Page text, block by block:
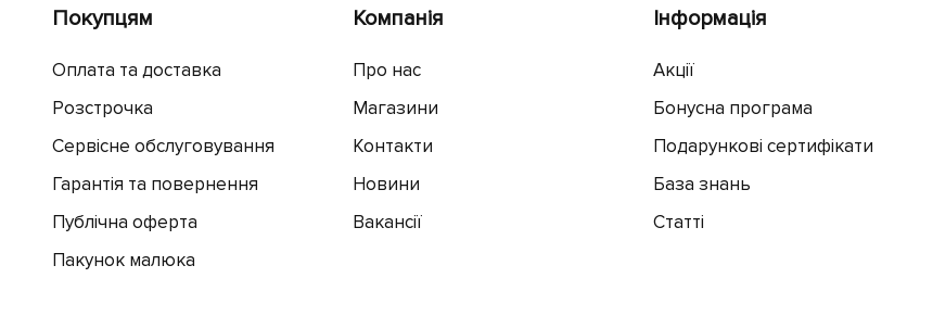
Покупцям
Оплата та доставка
Розстрочка
Сервісне обслуговування
Гарантія та повернення
Публічна оферта
Пакунок малюка
Компанія
Про нас
Магазини
Контакти
Новини
Вакансії
Інформація
Акції
Бонусна програма
Подарункові сертифікати
База знань
Статті